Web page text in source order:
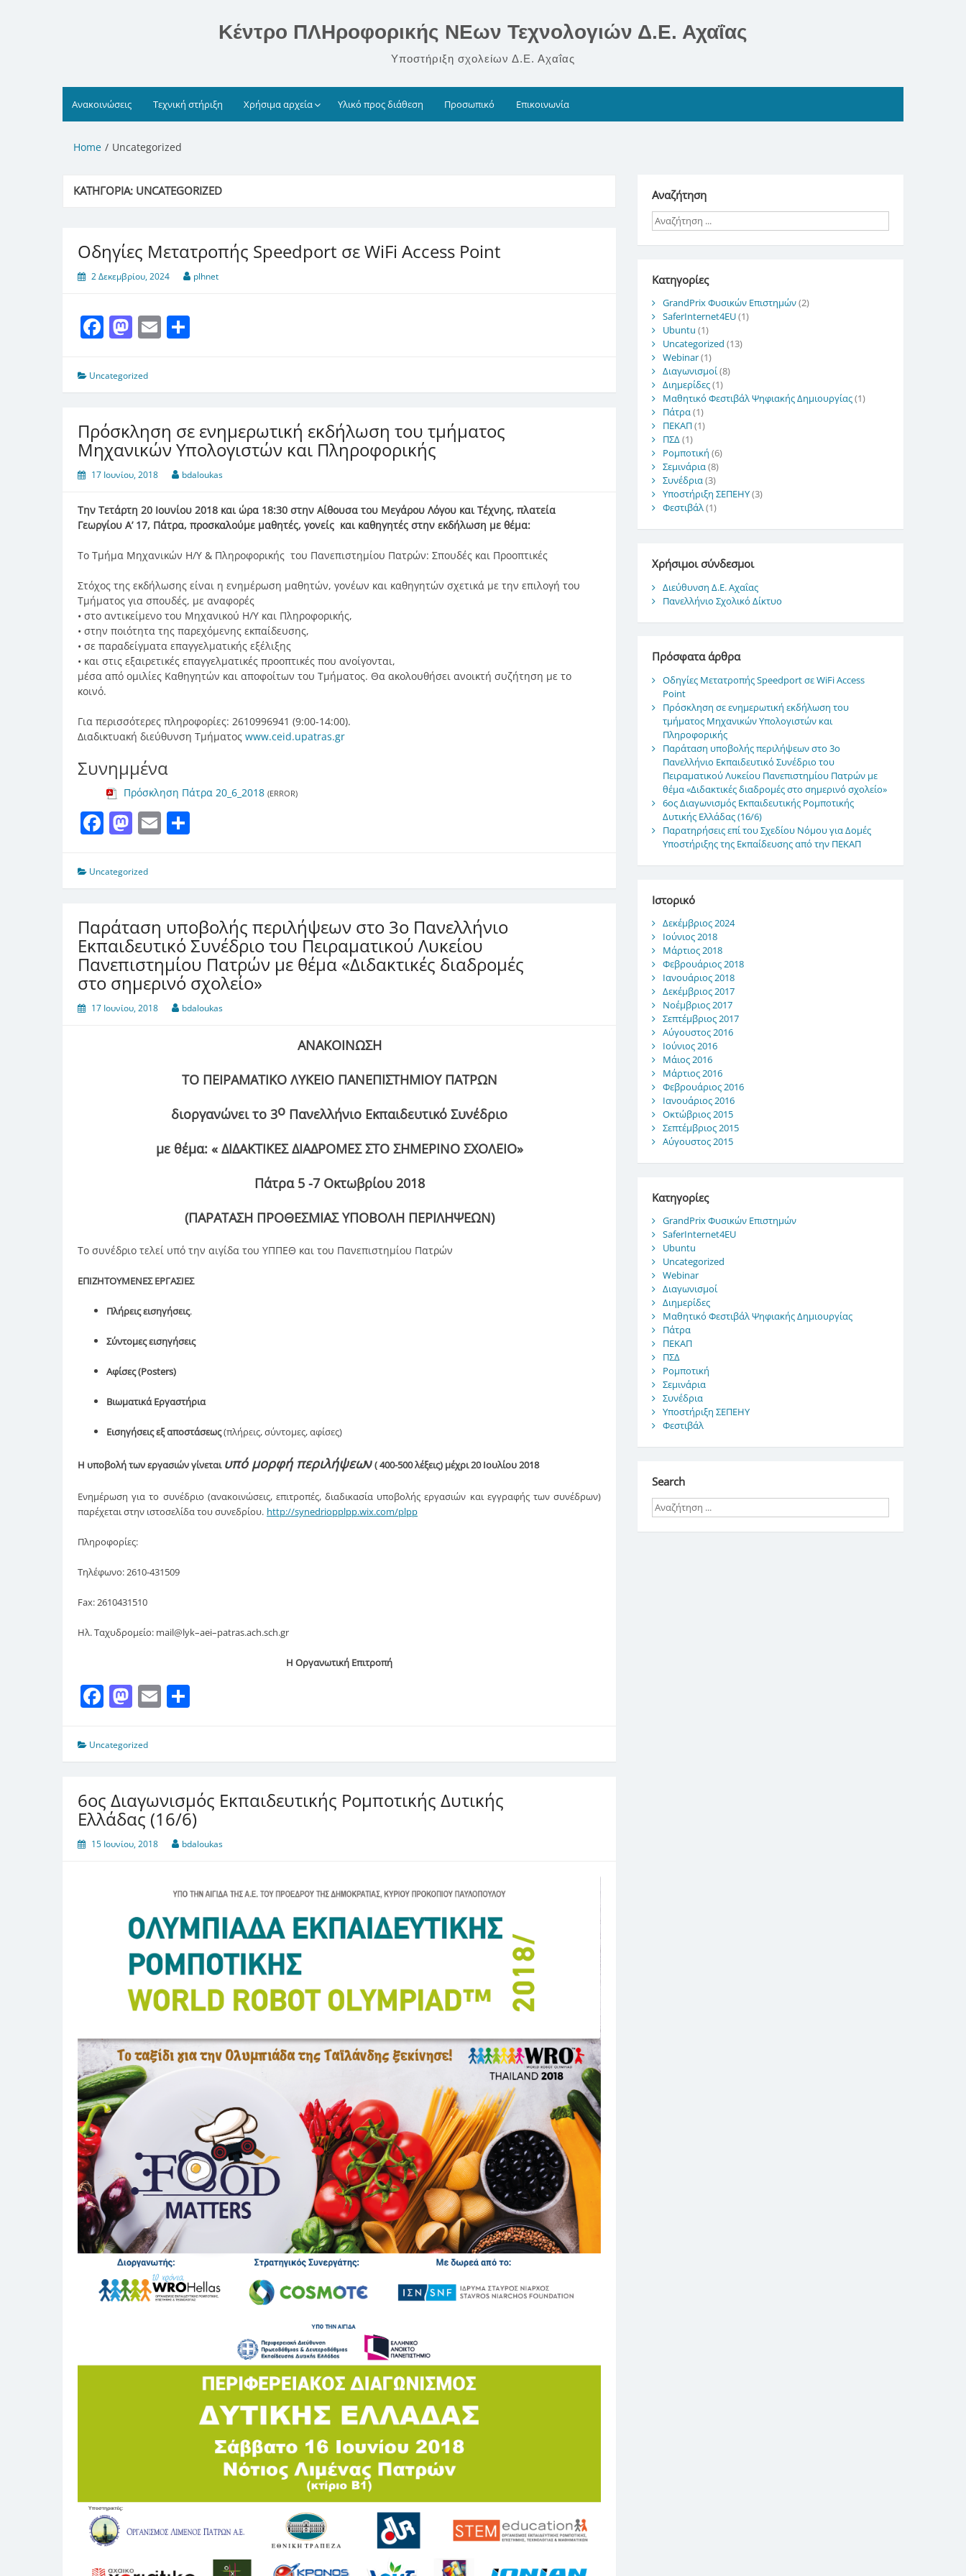
Κέντρο ΠΛΗροφορικής ΝΕων Τεχνολογιών Δ.Ε. Αχαΐας
Υποστήριξη σχολείων Δ.Ε. Αχαΐας
Ανακοινώσεις Τεχνική στήριξη Χρήσιμα αρχεία Υλικό προς διάθεση Προσωπικό Επικοινωνία
Home Uncategorized
ΚΑΤΗΓΟΡΊΑ: UNCATEGORIZED
Οδηγίες Μετατροπής Speedport σε WiFi Access Point
2 Δεκεμβρίου, 2024 plhnet
Facebook
Mastodon
Email
Uncategorized
Πρόσκληση σε ενημερωτική εκδήλωση του τμήματος
Μηχανικών Υπολογιστών και Πληροφορικής
17 Ιουνίου, 2018 bdaloukas
Την Τετάρτη 20 Ιουνίου 2018 και ώρα 18:30 στην Αίθουσα του Μεγάρου Λόγου και Τέχνης, πλατεία
Γεωργίου Α’ 17, Πάτρα, προσκαλούμε μαθητές, γονείς και καθηγητές στην εκδήλωση με θέμα:
Το Τμήμα Μηχανικών Η/Y & Πληροφορικής του Πανεπιστημίου Πατρών: Σπουδές και Προοπτικές
Στόχος της εκδήλωσης είναι η ενημέρωση μαθητών, γονέων και καθηγητών σχετικά με την επιλογή του
Τμήματος για σπουδές, με αναφορές
• στο αντικείμενο του Μηχανικού Η/Υ και Πληροφορικής,
• στην ποιότητα της παρεχόμενης εκπαίδευσης,
• σε παραδείγματα επαγγελματικής εξέλιξης
• και στις εξαιρετικές επαγγελματικές προοπτικές που ανοίγονται,
μέσα από ομιλίες Καθηγητών και αποφοίτων του Τμήματος. Θα ακολουθήσει ανοικτή συζήτηση με το
κοινό.
Για περισσότερες πληροφορίες: 2610996941 (9:00-14:00).
Διαδικτυακή διεύθυνση Τμήματος www.ceid.upatras.gr
Συνημμένα
Πρόσκληση Πάτρα 20_6_2018 (ERROR)
Facebook
Mastodon
Email
Uncategorized
Παράταση υποβολής περιλήψεων στο 3ο Πανελλήνιο
Εκπαιδευτικό Συνέδριο του Πειραματικού Λυκείου
Πανεπιστημίου Πατρών με θέμα «Διδακτικές διαδρομές
στο σημερινό σχολείο»
17 Ιουνίου, 2018 bdaloukas
ΑΝΑΚΟΙΝΩΣΗ
ΤΟ ΠΕΙΡΑΜΑΤΙΚΟ ΛΥΚΕΙΟ ΠΑΝΕΠΙΣΤΗΜΙΟΥ ΠΑΤΡΩΝ
διοργανώνει το 3ο Πανελλήνιο Εκπαιδευτικό Συνέδριο
με θέμα: « ΔΙΔΑΚΤΙΚΕΣ ΔΙΑΔΡΟΜΕΣ ΣΤΟ ΣΗΜΕΡΙΝΟ ΣΧΟΛΕΙΟ»
Πάτρα 5 -7 Οκτωβρίου 2018
(ΠΑΡΑΤΑΣΗ ΠΡΟΘΕΣΜΙΑΣ ΥΠΟΒΟΛΗ ΠΕΡΙΛΗΨΕΩΝ)
Το συνέδριο τελεί υπό την αιγίδα του ΥΠΠΕΘ και του Πανεπιστημίου Πατρών
ΕΠΙΖΗΤΟΥΜΕΝΕΣ ΕΡΓΑΣΙΕΣ
Πλήρεις εισηγήσεις.
Σύντομες εισηγήσεις
Αφίσες (Posters)
Βιωματικά Εργαστήρια
Εισηγήσεις εξ αποστάσεως(πλήρεις, σύντομες, αφίσες)
Η υποβολή των εργασιών γίνεται υπό μορφή περιλήψεων( 400-500 λέξεις) μέχρι 20 Ιουλίου 2018
Ενημέρωση για το συνέδριο (ανακοινώσεις, επιτροπές, διαδικασία υποβολής εργασιών και εγγραφής των συνέδρων)
παρέχεται στην ιστοσελίδα του συνεδρίου. http://synedriopplpp.wix.com/plpp
Πληροφορίες:
Τηλέφωνο: 2610-431509
Fax: 2610431510
Ηλ. Ταχυδρομείο: mail@lyk–aei–patras.ach.sch.gr
Η Οργανωτική Επιτροπή
Facebook
Mastodon
Email
Uncategorized
6ος Διαγωνισμός Εκπαιδευτικής Ρομποτικής Δυτικής
Ελλάδας (16/6)
15 Ιουνίου, 2018 bdaloukas
Αναζήτηση
Kατηγορίες
GrandPrix Φυσικών Επιστημών(2)
SaferInternet4EU(1)
Ubuntu (1)
Uncategorized (13)
Webinar(1)
Διαγωνισμοί(8)
Διημερίδες(1)
Μαθητικό Φεστιβάλ Ψηφιακής Δημιουργίας(1)
Πάτρα(1)
ΠΕΚΑΠ(1)
ΠΣΔ(1)
Ρομποτική (6)
Σεμινάρια(8)
Συνέδρια(3)
Υποστήριξη ΣΕΠΕΗΥ(3)
Φεστιβάλ(1)
Χρήσιμοι σύνδεσμοι
Διεύθυνση Δ.Ε. Αχαΐας
Πανελλήνιο Σχολικό Δίκτυο
Πρόσφατα άρθρα
Οδηγίες Μετατροπής Speedport σε WiFi Access
Point
Πρόσκληση σε ενημερωτική εκδήλωση του
τμήματος Μηχανικών Υπολογιστών και
Πληροφορικής
Παράταση υποβολής περιλήψεων στο 3ο
Πανελλήνιο Εκπαιδευτικό Συνέδριο του
Πειραματικού Λυκείου Πανεπιστημίου Πατρών με
θέμα «Διδακτικές διαδρομές στο σημερινό σχολείο»
6ος Διαγωνισμός Εκπαιδευτικής Ρομποτικής
Δυτικής Ελλάδας (16/6)
Παρατηρήσεις επί του Σχεδίου Νόμου για Δομές
Υποστήριξης της Εκπαίδευσης από την ΠΕΚΑΠ
Ιστορικό
Δεκέμβριος 2024
Ιούνιος 2018
Μάρτιος 2018
Φεβρουάριος 2018
Ιανουάριος 2018
Δεκέμβριος 2017
Νοέμβριος 2017
Σεπτέμβριος 2017
Αύγουστος 2016
Ιούνιος 2016
Μάιος 2016
Μάρτιος 2016
Φεβρουάριος 2016
Ιανουάριος 2016
Οκτώβριος 2015
Σεπτέμβριος 2015
Αύγουστος 2015
Kατηγορίες
GrandPrix Φυσικών Επιστημών
SaferInternet4EU
Ubuntu
Uncategorized
Webinar
Διαγωνισμοί
Διημερίδες
Μαθητικό Φεστιβάλ Ψηφιακής Δημιουργίας
Πάτρα
ΠΕΚΑΠ
ΠΣΔ
Ρομποτική
Σεμινάρια
Συνέδρια
Υποστήριξη ΣΕΠΕΗΥ
Φεστιβάλ
Search